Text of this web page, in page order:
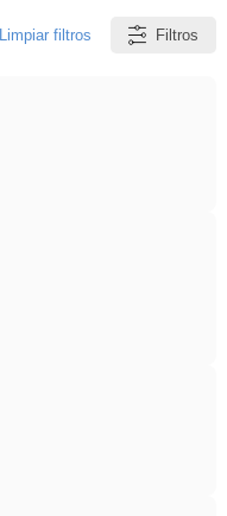
Limpiar filtros Filtros